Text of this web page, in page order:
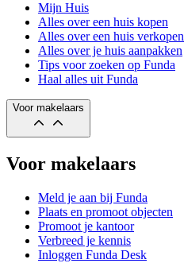
Mijn Huis
Alles over een huis kopen
Alles over een huis verkopen
Alles over je huis aanpakken
Tips voor zoeken op Funda
Haal alles uit Funda
Voor makelaars
Voor makelaars
Meld je aan bij Funda
Plaats en promoot objecten
Promoot je kantoor
Verbreed je kennis
Inloggen Funda Desk